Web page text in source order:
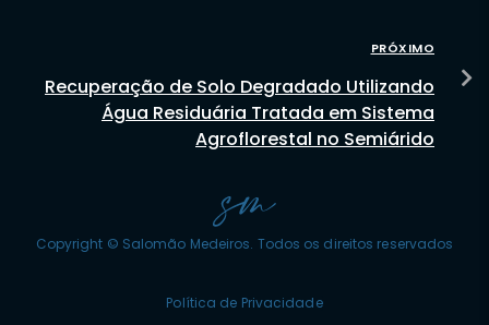
PRÓXIMO
Recuperação de Solo Degradado Utilizando
Água Residuária Tratada em Sistema
Agroflorestal no Semiárido
Copyright © Salomão Medeiros. Todos os direitos reservados
Política de Privacidade